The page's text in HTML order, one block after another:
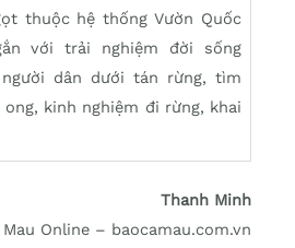
thuộc hệ thống Vườn Quốc
với trải nghiệm đời sống
dân dưới tán rừng, tìm
ong, kinh nghiệm đi rừng, khai
Thanh Minh
Mau Online – baocamau.com.vn